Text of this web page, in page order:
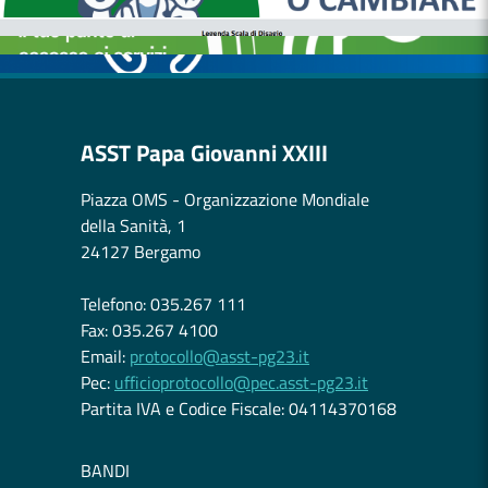
OSPEDALE DI COMUNITÀ
ASST Papa Giovanni XXIII
Piazza OMS - Organizzazione Mondiale
della Sanità, 1
24127 Bergamo
Telefono: 035.267 111
Fax: 035.267 4100
Email: protocollo@asst-pg23.it
Pec: ufficioprotocollo@pec.asst-pg23.it
Partita IVA e Codice Fiscale: 04114370168
BANDI